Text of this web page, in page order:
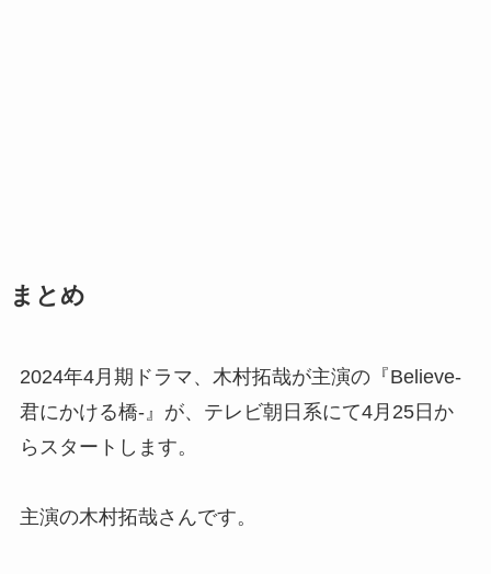
まとめ
2024年4月期ドラマ、木村拓哉が主演の『Believe-
君にかける橋-』が、テレビ朝日系にて4月25日か
らスタートします。
主演の木村拓哉さんです。